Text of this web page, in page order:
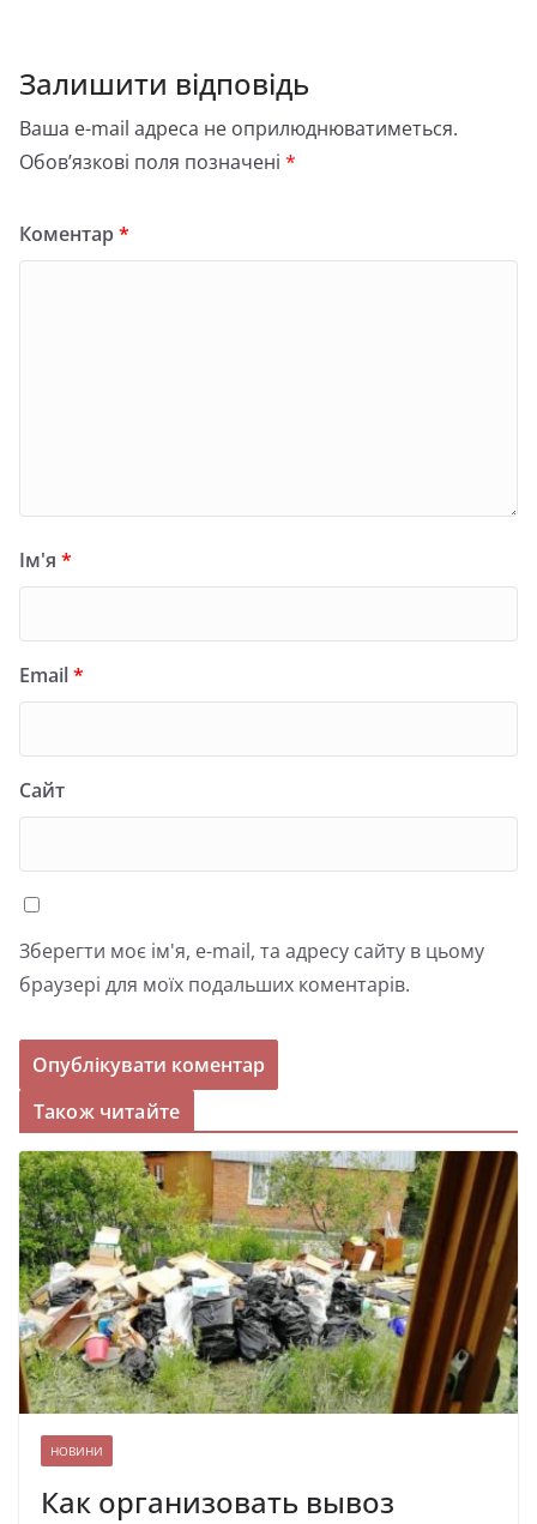
Залишити відповідь
Ваша e-mail адреса не оприлюднюватиметься.
Обов’язкові поля позначені *
Коментар*
Ім'я *
Email*
Сайт
Зберегти моє ім'я, e-mail, та адресу сайту в цьому
браузері для моїх подальших коментарів.
Також читайте
НОВИНИ
Как организовать вывоз